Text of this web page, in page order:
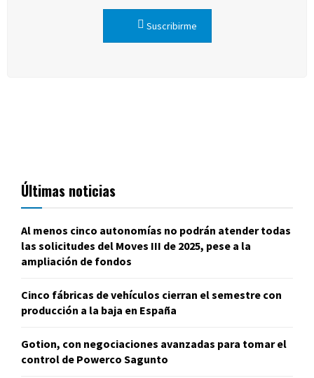
Suscribirme
Últimas noticias
Al menos cinco autonomías no podrán atender todas
las solicitudes del Moves III de 2025, pese a la
ampliación de fondos
Cinco fábricas de vehículos cierran el semestre con
producción a la baja en España
Gotion, con negociaciones avanzadas para tomar el
control de Powerco Sagunto